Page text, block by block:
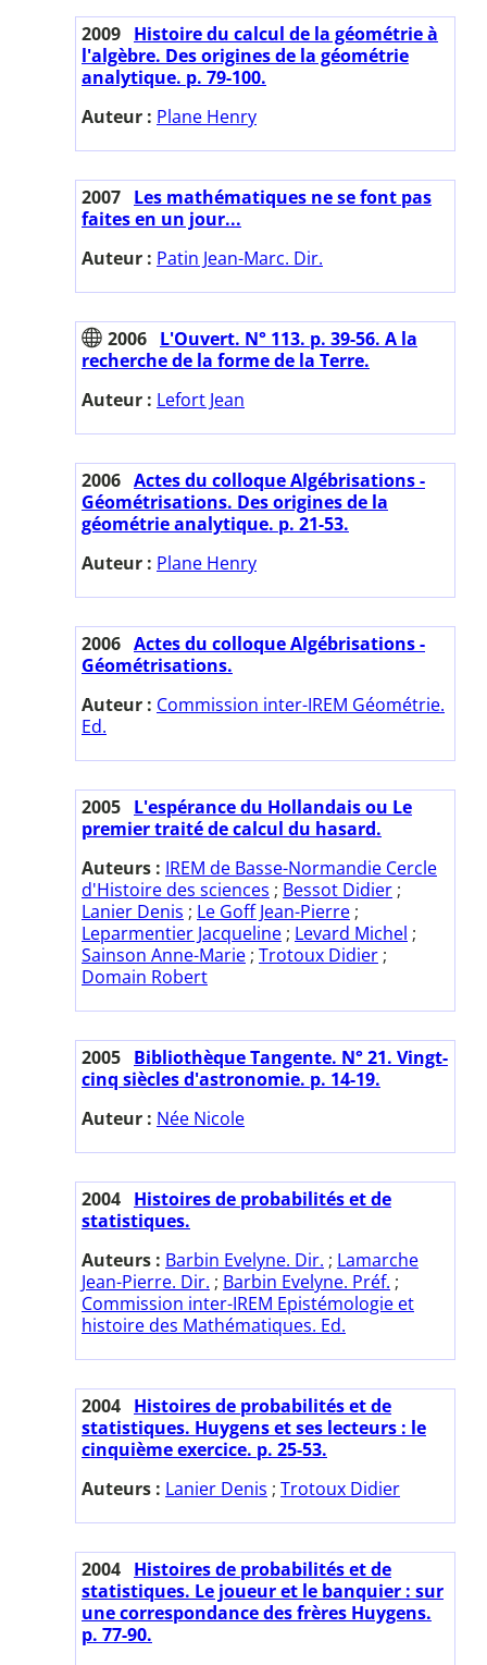
2009 Histoire du calcul de la géométrie à
l'algèbre. Des origines de la géométrie
analytique. p. 79-100.
Auteur : Plane Henry
2007 Les mathématiques ne se font pas
faites en un jour...
Auteur : Patin Jean-Marc. Dir.
2006 L'Ouvert. N° 113. p. 39-56. A la
recherche de la forme de la Terre.
Auteur : Lefort Jean
2006 Actes du colloque Algébrisations -
Géométrisations. Des origines de la
géométrie analytique. p. 21-53.
Auteur : Plane Henry
2006 Actes du colloque Algébrisations -
Géométrisations.
Auteur : Commission inter-IREM Géométrie.
Ed.
2005 L'espérance du Hollandais ou Le
premier traité de calcul du hasard.
Auteurs : IREM de Basse-Normandie Cercle
d'Histoire des sciences ; Bessot Didier ;
Lanier Denis ; Le Goff Jean-Pierre ;
Leparmentier Jacqueline ; Levard Michel ;
Sainson Anne-Marie ; Trotoux Didier ;
Domain Robert
2005 Bibliothèque Tangente. N° 21. Vingt-
cinq siècles d'astronomie. p. 14-19.
Auteur : Née Nicole
2004 Histoires de probabilités et de
statistiques.
Auteurs : Barbin Evelyne. Dir. ; Lamarche
Jean-Pierre. Dir. ; Barbin Evelyne. Préf. ;
Commission inter-IREM Epistémologie et
histoire des Mathématiques. Ed.
2004 Histoires de probabilités et de
statistiques. Huygens et ses lecteurs : le
cinquième exercice. p. 25-53.
Auteurs : Lanier Denis ; Trotoux Didier
2004 Histoires de probabilités et de
statistiques. Le joueur et le banquier : sur
une correspondance des frères Huygens.
p. 77-90.